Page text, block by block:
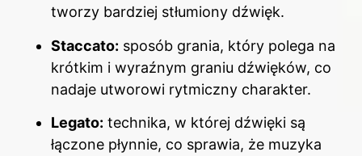
tworzy bardziej stłumiony dźwięk.
Staccato: sposób grania, który polega na
krótkim i wyraźnym graniu dźwięków, co
nadaje utworowi rytmiczny charakter.
Legato: technika, w której dźwięki są
łączone płynnie, co sprawia, że muzyka